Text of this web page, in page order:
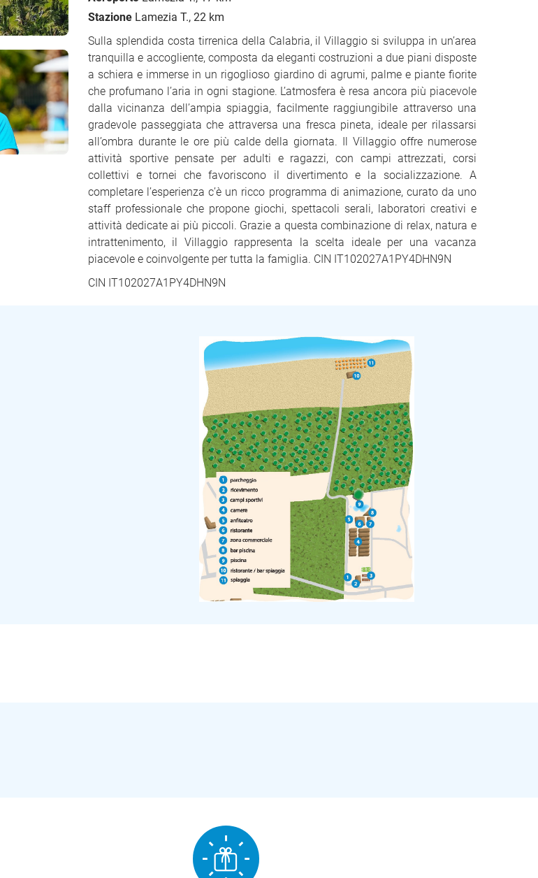
Stazione Lamezia T., 22 km
Sulla splendida costa tirrenica della Calabria, il Villaggio si sviluppa in un’area
tranquilla e accogliente, composta da eleganti costruzioni a due piani disposte
a schiera e immerse in un rigoglioso giardino di agrumi, palme e piante fiorite
che profumano l’aria in ogni stagione. L’atmosfera è resa ancora più piacevole
dalla vicinanza dell’ampia spiaggia, facilmente raggiungibile attraverso una
gradevole passeggiata che attraversa una fresca pineta, ideale per rilassarsi
all’ombra durante le ore più calde della giornata. Il Villaggio offre numerose
attività sportive pensate per adulti e ragazzi, con campi attrezzati, corsi
collettivi e tornei che favoriscono il divertimento e la socializzazione. A
completare l’esperienza c’è un ricco programma di animazione, curato da uno
staff professionale che propone giochi, spettacoli serali, laboratori creativi e
attività dedicate ai più piccoli. Grazie a questa combinazione di relax, natura e
intrattenimento, il Villaggio rappresenta la scelta ideale per una vacanza
piacevole e coinvolgente per tutta la famiglia. CIN IT102027A1PY4DHN9N
CIN IT102027A1PY4DHN9N